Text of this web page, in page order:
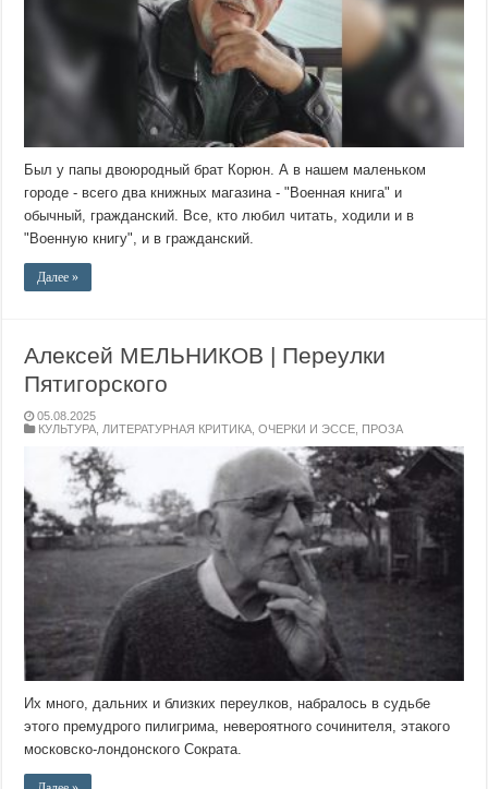
Был у папы двоюродный брат Корюн. А в нашем маленьком
городе - всего два книжных магазина - "Военная книга" и
обычный, гражданский. Все, кто любил читать, ходили и в
"Военную книгу", и в гражданский.
Далее »
Алексей МЕЛЬНИКОВ | Переулки
Пятигорского
05.08.2025
КУЛЬТУРА ЛИТЕРАТУРНАЯ КРИТИКА ,ОЧЕРКИ И ЭССЕ ПРОЗА
Их много, дальних и близких переулков, набралось в судьбе
этого премудрого пилигрима, невероятного сочинителя, этакого
московско-лондонского Сократа.